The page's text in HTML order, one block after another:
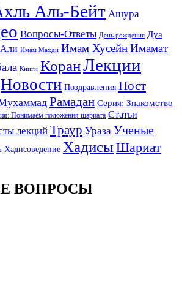
Аль-Бейт Ашура
Вопросы-Ответы День рождения Дуа
Имам Махди Имам ХусейнИмамат
Книги КоранЛекции
Новости Поздравления Пост
Рамадан Серия: Знакомство
Понимаем положения шариата Статьи
лекций Траур Ураза Ученые
Хадисоведение ХадисыШариат
ВОПРОСЫ